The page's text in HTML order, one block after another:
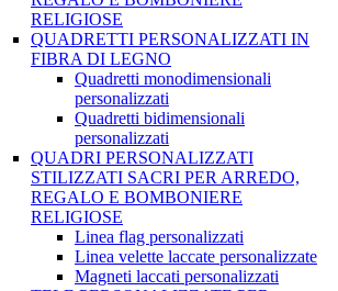
RELIGIOSE
QUADRETTI PERSONALIZZATI IN
FIBRA DI LEGNO
Quadretti monodimensionali
personalizzati
Quadretti bidimensionali
personalizzati
QUADRI PERSONALIZZATI
STILIZZATI SACRI PER ARREDO,
REGALO E BOMBONIERE
RELIGIOSE
Linea flag personalizzati
Linea velette laccate personalizzate
Magneti laccati personalizzati